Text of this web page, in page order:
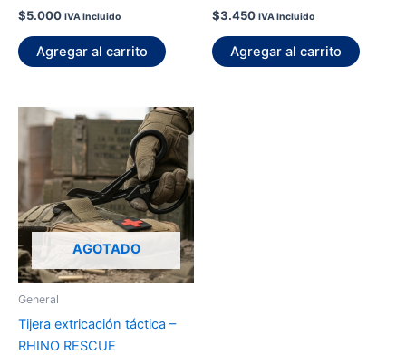
$5.000 IVA Incluido
Agregar al carrito
$3.450 IVA Incluido
Agregar al carrito
AGOTADO
General
Tijera extricación táctica –
RHINO RESCUE